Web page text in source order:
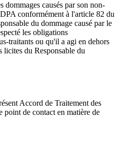
dommages causés par son non-
conformément à l'article 82 du
du dommage causé par le
les obligations
traitants ou qu'il a agi en dehors
licites du Responsable du
Accord de Traitement des
point de contact en matière de